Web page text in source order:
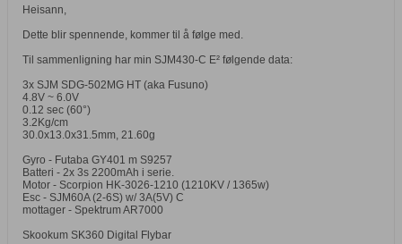
Heisann,
Dette blir spennende, kommer til å følge med.
Til sammenligning har min SJM430-C E² følgende data:
3x SJM SDG-502MG HT (aka Fusuno)
4.8V ~ 6.0V
0.12 sec (60°)
3.2Kg/cm
30.0x13.0x31.5mm, 21.60g
Gyro - Futaba GY401 m S9257
Batteri - 2x 3s 2200mAh i serie.
Motor - Scorpion HK-3026-1210 (1210KV / 1365w)
Esc - SJM60A (2-6S) w/ 3A(5V) C
mottager - Spektrum AR7000
Skookum SK360 Digital Flybar